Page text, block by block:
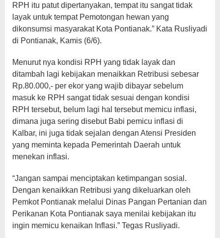
RPH itu patut dipertanyakan, tempat itu sangat tidak
layak untuk tempat Pemotongan hewan yang
dikonsumsi masyarakat Kota Pontianak.” Kata Rusliyadi
di Pontianak, Kamis (6/6).
Menurut nya kondisi RPH yang tidak layak dan
ditambah lagi kebijakan menaikkan Retribusi sebesar
Rp.80.000,- per ekor yang wajib dibayar sebelum
masuk ke RPH sangat tidak sesuai dengan kondisi
RPH tersebut, belum lagi hal tersebut memicu inflasi,
dimana juga sering disebut Babi pemicu inflasi di
Kalbar, ini juga tidak sejalan dengan Atensi Presiden
yang meminta kepada Pemerintah Daerah untuk
menekan inflasi.
“Jangan sampai menciptakan ketimpangan sosial.
Dengan kenaikkan Retribusi yang dikeluarkan oleh
Pemkot Pontianak melalui Dinas Pangan Pertanian dan
Perikanan Kota Pontianak saya menilai kebijakan itu
ingin memicu kenaikan Inflasi.” Tegas Rusliyadi.